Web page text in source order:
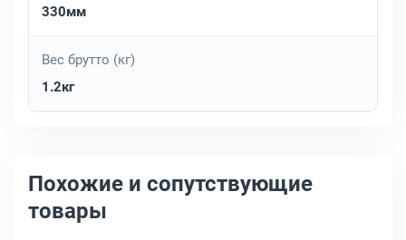
330мм
Вес брутто (кг)
1.2кг
Похожие и сопутствующие
товары